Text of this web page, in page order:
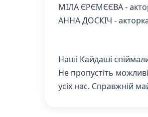
МІЛА ЄРЄМЄЄВА -
АННА ДОСКІЧ -
Наші Кайдаші
Не пропустіть
усіх нас. Справжній